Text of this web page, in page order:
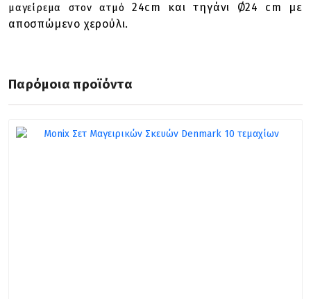
μαγείρεμα στον ατμό
24cm και τηγάνι Ø24 cm με
αποσπώμενο χερούλι.
Παρόμοια προϊόντα